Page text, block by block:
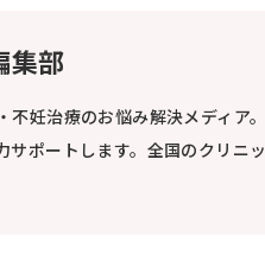
集部
不妊治療のお悩み解決メディア
ポートします。全国のクリニ